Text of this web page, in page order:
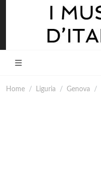
Home Liguria Genova